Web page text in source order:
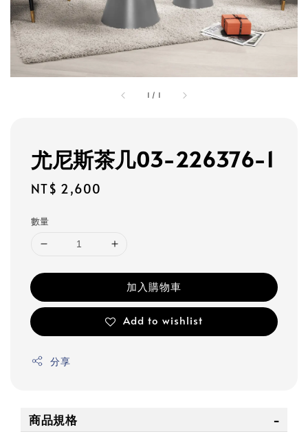
1 / 1
尤尼斯茶几03-226376-1
Regular
NT$ 2,600
數量
加入購物車
Add to wishlist
分享
商品規格